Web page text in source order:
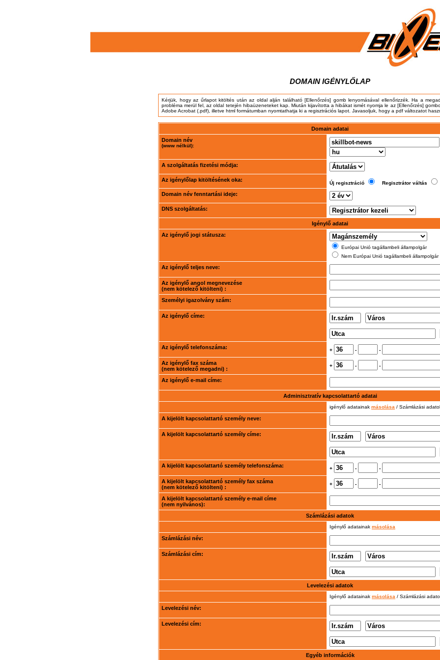
DOMAIN IGÉNYLŐLAP
Kérjük, hogy az űrlapot kitöltés után az oldal alján található [Ellenőrzés] gomb lenyomásával ellenőrizzék. Ha a
probléma merül fel, az oldal tetején hibaüzeneteket kap. Miután kijavította a hibákat ismét nyomja le az [Ellenőrzés]
Adobe Acrobat (.pdf), illetve html formátumban nyomtathatja ki a regisztrációs lapot. Javasoljuk, hogy a pdf változatot
Domain adatai
Domain név
(www nélkül):
A szolgáltatás fizetési módja:
Az igénylőlap kitöltésének oka:
Új regisztráció Regisztrátor váltás
Domain név fenntartási ideje:
DNS szolgáltatás:
Igénylő adatai
Az igénylő jogi státusza:
Európai Unió tagállambeli állampolgár
Nem Európai Unió tagállambeli állampolgár
Az igénylő teljes neve:
Az igénylő angol megnevezése
(nem kötelező kitölteni) :
Személyi igazolvány szám:
Az igénylő címe:
Az igénylő telefonszáma: + - -
Az igénylő fax száma
(nem kötelező megadni) :
+ - -
Az igénylő e-mail címe:
Adminisztratív kapcsolattartó adatai
igénylő adatainak másolása / Számlázási
A kijelölt kapcsolattartó személy neve:
A kijelölt kapcsolattartó személy címe:
A kijelölt kapcsolattartó személy telefonszáma: + - -
A kijelölt kapcsolattartó személy fax száma
(nem kötelező kitölteni) :
+ - -
A kijelölt kapcsolattartó személy e-mail címe
(nem nyilvános):
Számlázási adatok
Igénylő adatainak másolása
Számlázási név:
Számlázási cím:
Levelezési adatok
Igénylő adatainak másolása / Számlázási
Levelezési név:
Levelezési cím:
Egyéb információk